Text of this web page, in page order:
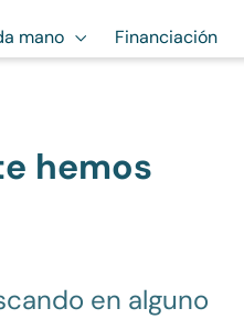
mano Financiación
hemos
en alguno